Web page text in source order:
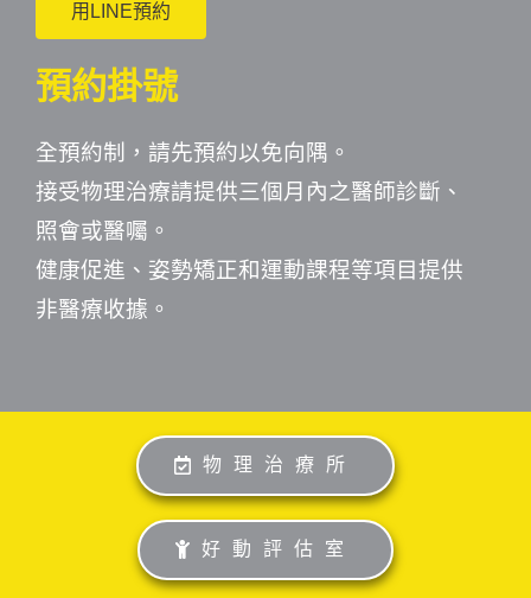
用LINE預約
預約掛號
全預約制，請先預約以免向隅。
接受物理治療請提供三個月內之醫師診斷、
照會或醫囑。
健康促進、姿勢矯正和運動課程等項目提供
非醫療收據。
物理治療所
好動評估室